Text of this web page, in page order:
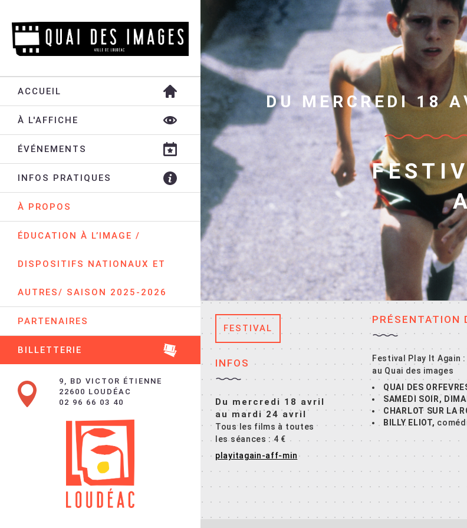
ACCUEIL
À L'AFFICHE
ÉVÉNEMENTS
INFOS PRATIQUES
À PROPOS
ÉDUCATION À L’IMAGE /
DISPOSITIFS NATIONAUX ET
AUTRES/ SAISON 2025-2026
PARTENAIRES
BILLETTERIE
9, BD VICTOR ÉTIENNE
22600 LOUDÉAC
02 96 66 03 40
DU MERCREDI 18
FESTIVAL
INFOS
Du mercredi 18 avril
au mardi 24 avril
Tous les films à toutes
les séances : 4 €
playitagain-aff-min
PRÉSENTATION
Festival Play It Again
au Quai des images
QUAI DES
SAMEDI SOIR,
CHARLOT SUR LA
BILLY ELIOT,